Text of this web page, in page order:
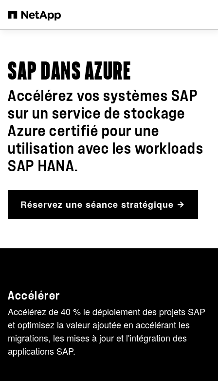
SAP DANS AZURE
Accélérez vos systèmes SAP
sur un service de stockage
Azure certifié pour une
utilisation avec les workloads
SAP HANA.
Réservez une séance stratégique
Accélérer
Accélérez de 40 % le déploiement des projets SAP
et optimisez la valeur ajoutée en accélérant les
migrations, les mises à jour et l'intégration des
applications SAP.